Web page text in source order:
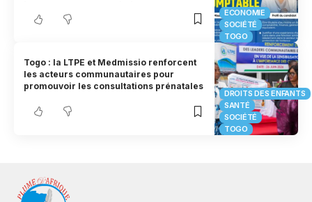
ECONOMIE
SOCIÉTÉ
TOGO
DROITS DES ENFANTS
SANTÉ
SOCIÉTÉ
TOGO
Togo : la LTPE et Medmissio renforcent
les acteurs communautaires pour
promouvoir les consultations prénatales